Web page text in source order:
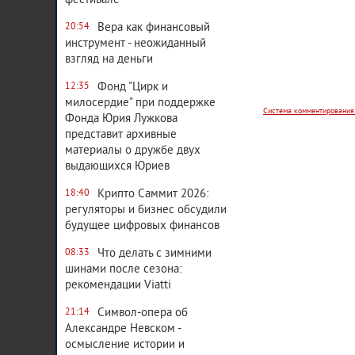
20:54
Вера как финансовый
инструмент - неожиданный
взгляд на деньги
12:35
Фонд "Цирк и
милосердие" при поддержке
Фонда Юрия Лужкова
представит архивные
материалы о дружбе двух
выдающихся Юриев
18:40
Крипто Саммит 2026:
регуляторы и бизнес обсудили
будущее цифровых финансов
08:33
Что делать с зимними
шинами после сезона:
рекомендации Viatti
21:14
Символ-опера об
Александре Невском -
осмысление истории и